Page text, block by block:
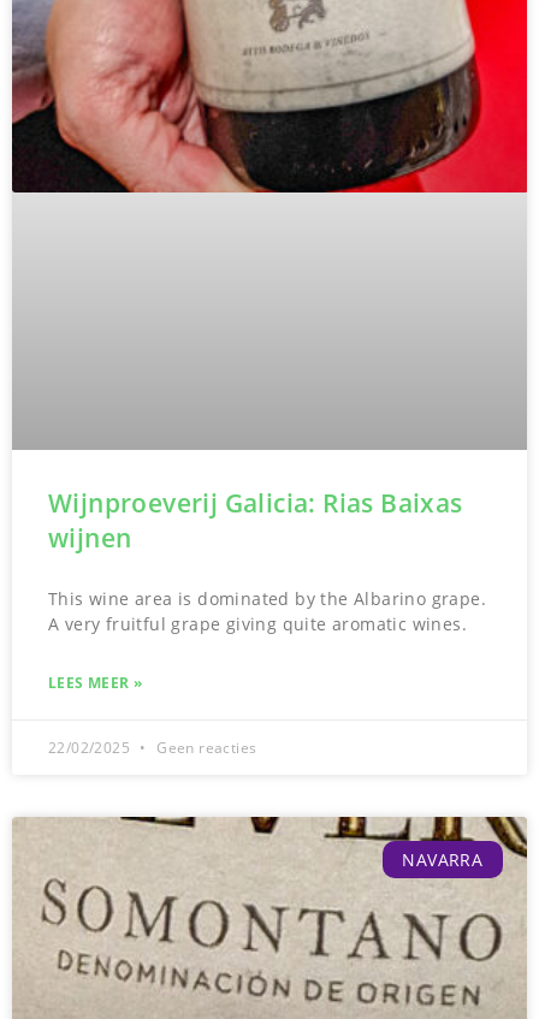
Wijnproeverij Galicia: Rias Baixas
wijnen
This wine area is dominated by the Albarino grape.
A very fruitful grape giving quite aromatic wines.
LEES MEER »
22/02/2025 Geen reacties
NAVARRA